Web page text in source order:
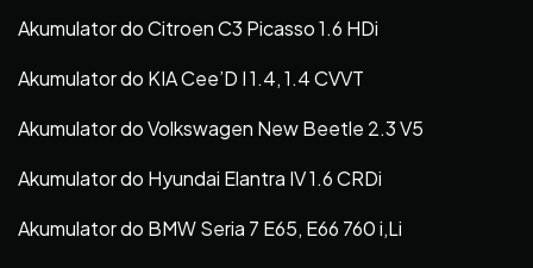
Akumulator do Citroen C3 Picasso 1.6 HDi
Akumulator do KIA Cee’D I 1.4, 1.4 CVVT
Akumulator do Volkswagen New Beetle 2.3 V5
Akumulator do Hyundai Elantra IV 1.6 CRDi
Akumulator do BMW Seria 7 E65, E66 760 i,Li